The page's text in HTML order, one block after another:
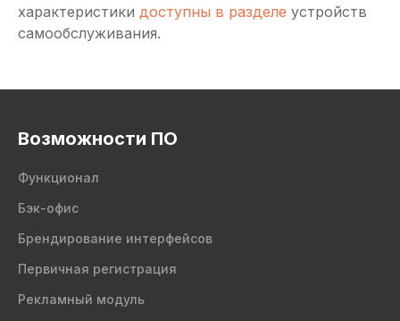
характеристики доступны в разделе устройств
самообслуживания.
Возможности ПО
Функционал
Бэк-офис
Брендирование интерфейсов
Первичная регистрация
Рекламный модуль